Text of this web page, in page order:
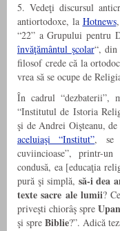
5. Vedeţi discursul
antiortodoxe, la Hotnews
“22” a Grupului pentru
învăţământul şcolar“, din
filosof crede că la
vrea să se ocupe de
În cadrul “dezbaterii”,
“Institutul de Istoria
şi de Andrei Oişteanu,
aceluiaşi “Institut”, se
cuviincioase”, printr-
condusă, ea [educaţia
pură şi simplă, să-i dea
texte sacre ale lumii?
priveşti chiorâş spre
şi spre Bi­blie?”. Adică